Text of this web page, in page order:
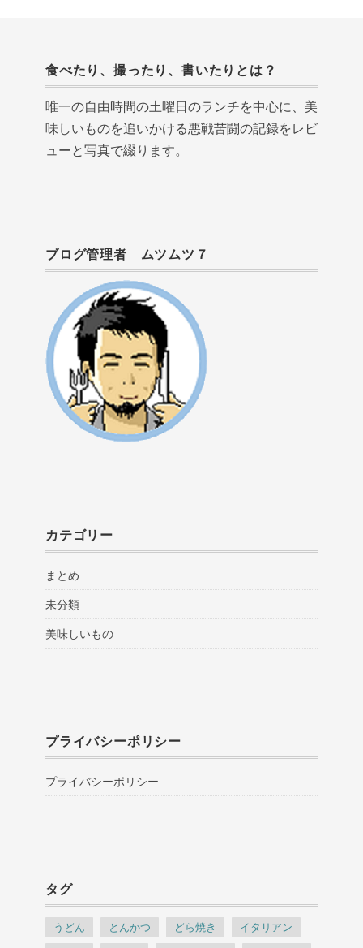
食べたり、撮ったり、書いたりとは？
唯一の自由時間の土曜日のランチを中心に、美
味しいものを追いかける悪戦苦闘の記録をレビ
ューと写真で綴ります。
ブログ管理者 ムツムツ７
カテゴリー
まとめ
未分類
美味しいもの
プライバシーポリシー
プライバシーポリシー
タグ
うどん とんかつ どら焼き イタリアン